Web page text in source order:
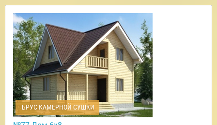
БРУС КАМЕРНОЙ СУШКИ